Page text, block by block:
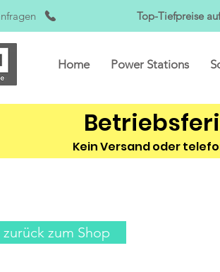
Top-Tiefpreise
Home Power Stations
Kein Versand oder
zurück zum Shop